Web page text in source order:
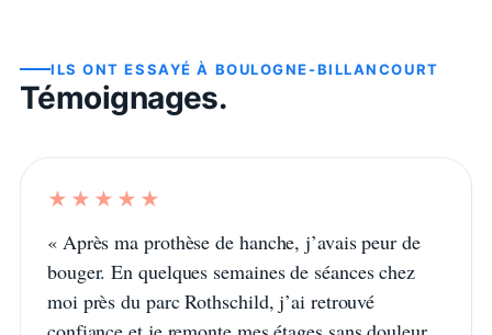
ILS ONT ESSAYÉ À BOULOGNE-BILLANCOURT
Témoignages.
★★★★★
« Après ma prothèse de hanche, j’avais peur de
bouger. En quelques semaines de séances chez
moi près du parc Rothschild, j’ai retrouvé